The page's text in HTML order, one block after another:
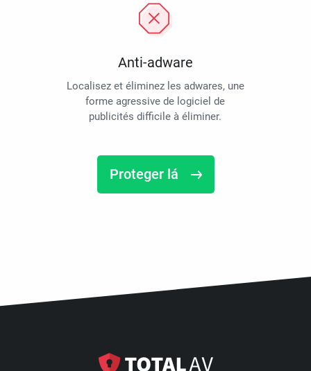
Anti-adware
Localisez et éliminez les adwares, une
forme agressive de logiciel de
publicités difficile à éliminer.
Proteger lá